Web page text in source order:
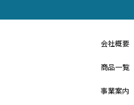
会社概要
商品一覧
事業案内